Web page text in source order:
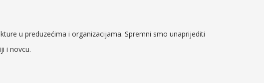
u preduzećima i organizacijama. Spremni smo unaprijediti
i novcu.